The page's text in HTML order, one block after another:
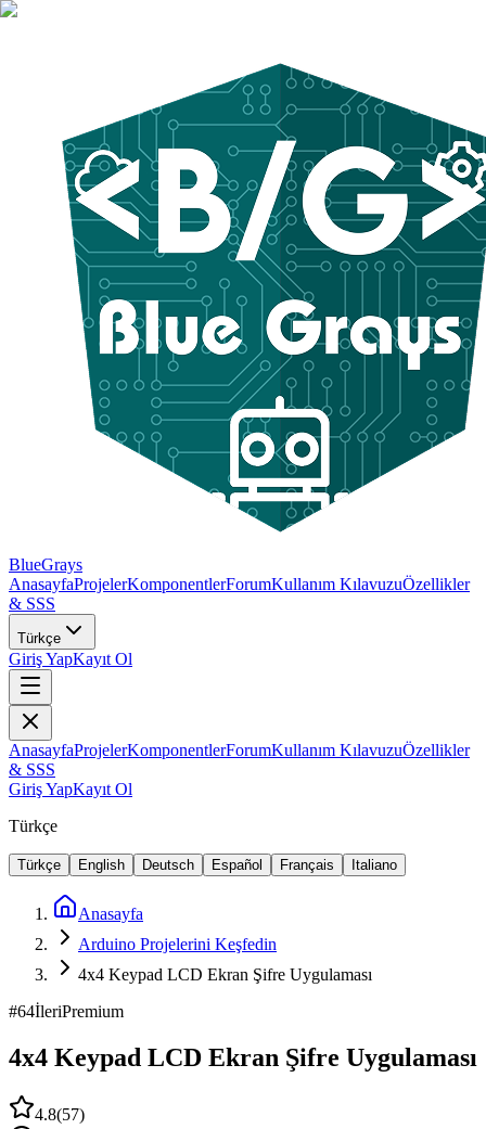
BlueGrays
AnasayfaProjelerKomponentlerForumKullanım KılavuzuÖzellikler
& SSS
Türkçe
Giriş YapKayıt Ol
AnasayfaProjelerKomponentlerForumKullanım KılavuzuÖzellikler
& SSS
Giriş YapKayıt Ol
Türkçe
Türkçe English Deutsch Español Français Italiano
Anasayfa
Arduino Projelerini Keşfedin
4x4 Keypad LCD Ekran Şifre Uygulaması
#64İleriPremium
4x4 Keypad LCD Ekran Şifre Uygulaması
4.8(57)